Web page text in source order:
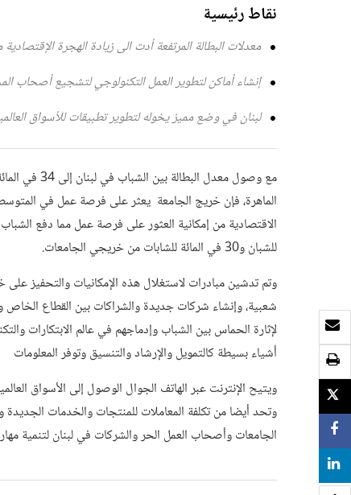
نقاط رئيسية
معدلات البطالة المرتفعة أدت الى زيادة الهجرة الإقتصادية
إنشاء أماكن لتطوير العمل التكنولوجي لتشجيع أصحاب
لبنان في وضع مميز يخوله لتطوير تطبيقات للأسواق
مع وصول
الماهرة، فإن خريج الجامعة يعثر على فرصة عمل في
للشبان و30 في المائة للشابات من خريجي الجامعات.
وتم تدشين مبادرات لاستغلال هذه الإمكانيات
شعبية، وإنشاء شركات جديدة والشراكات بين القطاع الخاص
لإثارة الحماس بين الشباب وإدماجهم في عالم الابتكارات
أشياء بسيطة كالتمويل والإرشاد والتنسيق وتوفر المعلومات
ويتيح الإنترنت عبر الهاتف الجوال الوصول إلى الأسواق
وتحد أيضا من تكلفة المعاملات للمنتجات والخدمات
الجامعات وأصحاب العمل الحر والشركات في لبنان لتنمية